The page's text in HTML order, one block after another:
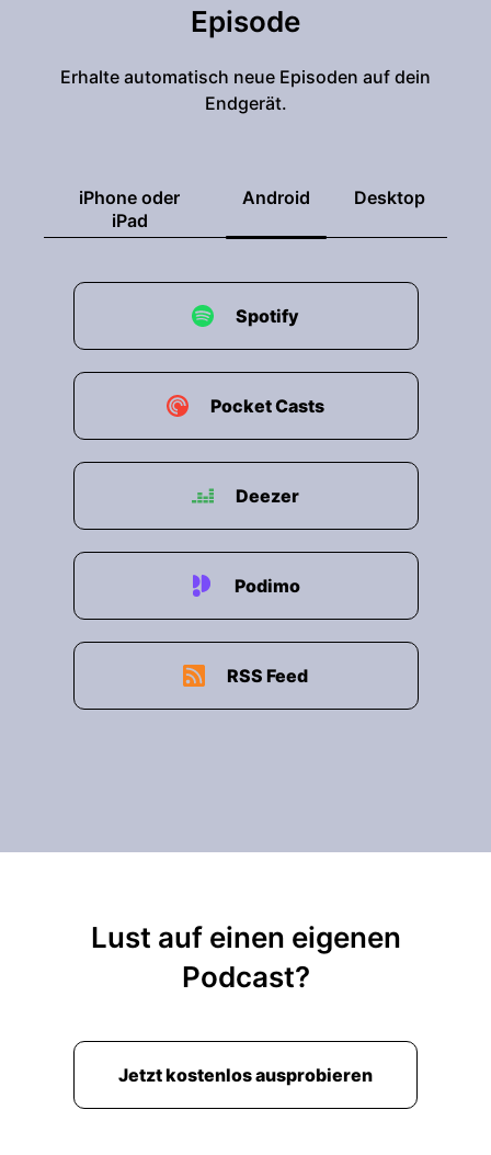
Episode
Erhalte automatisch neue Episoden auf dein
Endgerät.
iPhone oder
iPad
Android Desktop
Spotify
Pocket Casts
Deezer
Podimo
RSS Feed
Lust auf einen eigenen
Podcast?
Jetzt kostenlos ausprobieren